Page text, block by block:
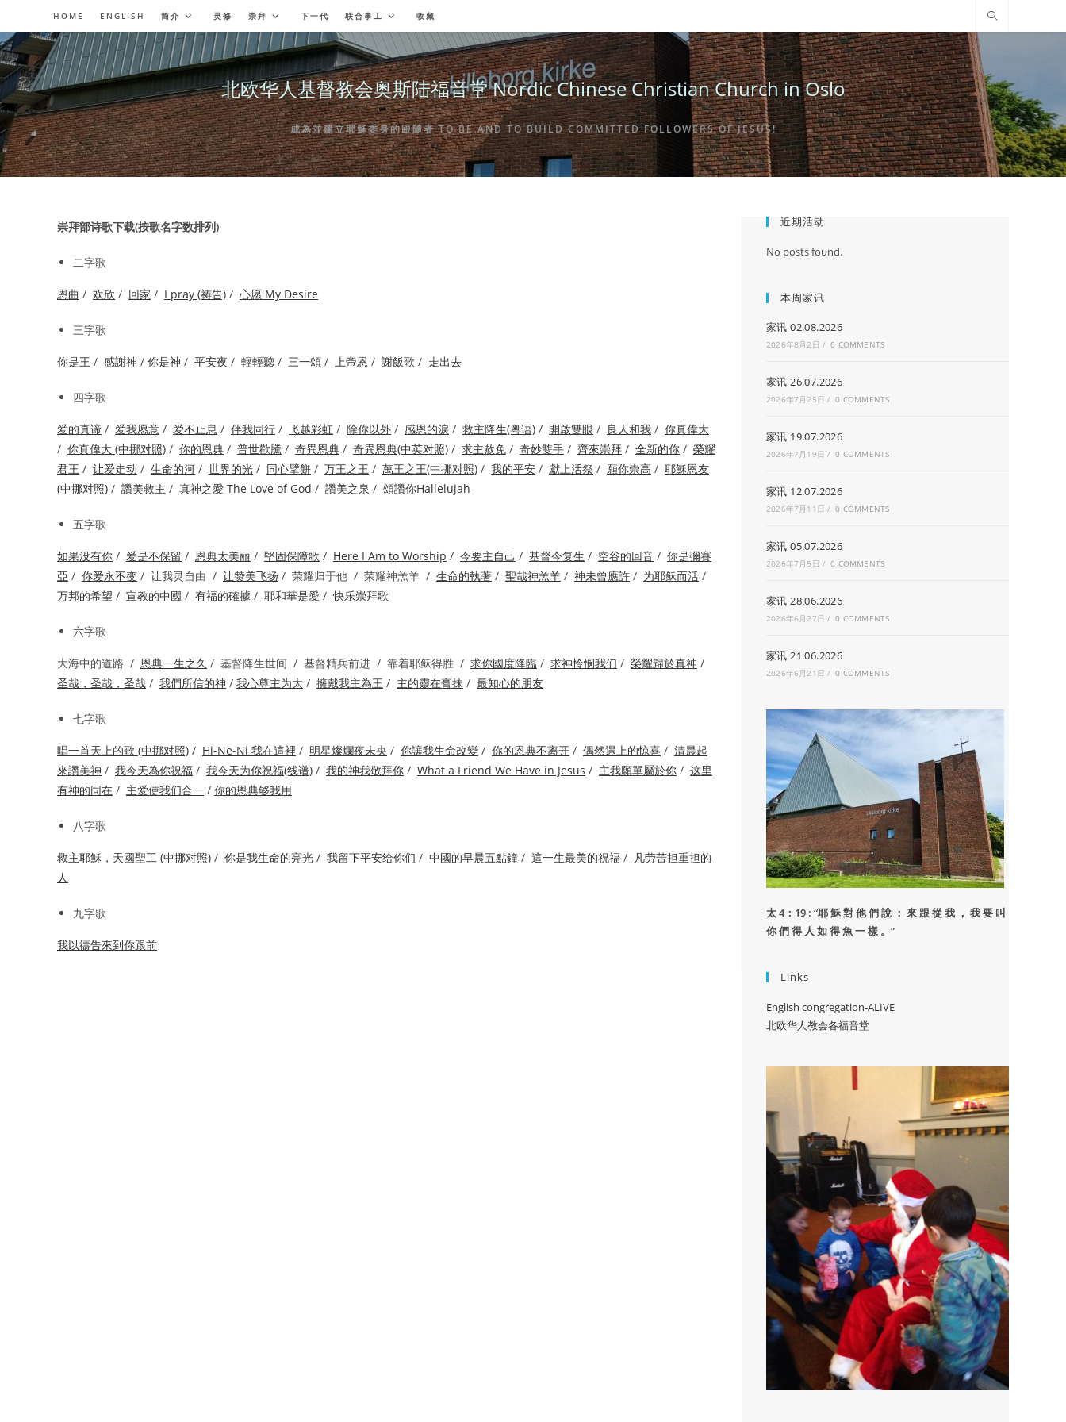
to
content
HOME ENGLISH 简介 灵修 崇拜 下一代 联合事工 收藏
北欧华人基督教会奥斯陆福音堂 Nordic Chinese Christian Church in Oslo
成為並建立耶穌委身的跟隨者 TO BE AND TO BUILD COMMITTED FOLLOWERS OF JESUS!
崇拜部诗歌下载(按歌名字数排列)
二字歌
恩曲 / 欢欣 / 回家 / I pray (祷告) / 心愿 My Desire
三字歌
你是王 / 感謝神 / 你是神 / 平安夜 / 輕輕聽 / 三一頌 / 上帝恩 / 謝飯歌 / 走出去
四字歌
爱的真谛 / 爱我愿意 / 爱不止息 / 伴我同行 / 飞越彩虹 / 除你以外 / 感恩的淚 / 救主降生(粤语) / 開啟雙眼 / 良人和我 / 你真偉大
/ 你真偉大 (中挪对照) / 你的恩典 / 普世歡騰 / 奇異恩典 / 奇異恩典(中英对照) / 求主赦免 / 奇妙雙手 / 齊來崇拜 / 全新的你 / 榮耀
君王 / 让爱走动 / 生命的河 / 世界的光 / 同心擘餅 / 万王之王 / 萬王之王(中挪对照) / 我的平安 / 獻上活祭 / 願你崇高 / 耶穌恩友
(中挪对照) / 讚美救主 / 真神之愛 The Love of God / 讚美之泉 / 頌讚你Hallelujah
五字歌
如果没有你 / 爱是不保留 / 恩典太美丽 / 堅固保障歌 / Here I Am to Worship / 今要主自己 / 基督今复生 / 空谷的回音 / 你是彌賽
亞 / 你爱永不变 / 让我灵自由 / 让赞美飞扬 / 荣耀归于他 / 荣耀神羔羊 / 生命的執著 / 聖哉神羔羊 / 神未曾應許 / 为耶稣而活 /
万邦的希望 / 宣教的中國 / 有福的確據 / 耶和華是愛 /快乐崇拜歌
六字歌
大海中的道路 / 恩典一生之久 / 基督降生世间 / 基督精兵前进 / 靠着耶稣得胜 / 求你國度降臨 / 求神怜悯我们 / 榮耀歸於真神 /
圣哉，圣哉，圣哉 / 我們所信的神 / 我心尊主为大 / 擁戴我主為王 / 主的靈在膏抹 / 最知心的朋友
七字歌
唱一首天上的歌 (中挪对照) / Hi-Ne-Ni 我在這裡 / 明星燦爛夜未央 / 你讓我生命改變 / 你的恩典不离开 / 偶然遇上的惊喜 / 清晨起
來讚美神 / 我今天為你祝福 / 我今天为你祝福(线谱) / 我的神我敬拜你 / What a Friend We Have in Jesus / 主我願單屬於你 / 这里
有神的同在 / 主爱使我们合一 / 你的恩典够我用
八字歌
救主耶穌，天國聖工 (中挪对照) / 你是我生命的亮光 / 我留下平安给你们 / 中國的早晨五點鐘 / 這一生最美的祝福 / 凡劳苦担重担的
人
九字歌
我以禱告來到你跟前
近期活动
No posts found.
本周家讯
家讯 02.08.2026
2026年8月2日 / 0 COMMENTS
家讯 26.07.2026
2026年7月25日 / 0 COMMENTS
家讯 19.07.2026
2026年7月19日 / 0 COMMENTS
家讯 12.07.2026
2026年7月11日 / 0 COMMENTS
家讯 05.07.2026
2026年7月5日 / 0 COMMENTS
家讯 28.06.2026
2026年6月27日 / 0 COMMENTS
家讯 21.06.2026
2026年6月21日 / 0 COMMENTS
太 4：19 : “耶 穌 對 他 們 說 ： 來 跟 從 我 ， 我 要 叫
你 們 得 人 如 得 魚 一 樣 。”
Links
English congregation-ALIVE
北欧华人教会各福音堂